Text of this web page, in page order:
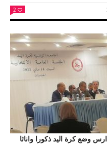
2
وضع كرة اليد ذكورا واناثا